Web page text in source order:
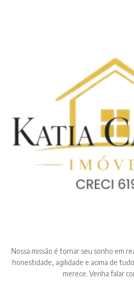
Nossa missão é tornar seu sonho em
honestidade, agilidade e acima de
merece. Venha falar